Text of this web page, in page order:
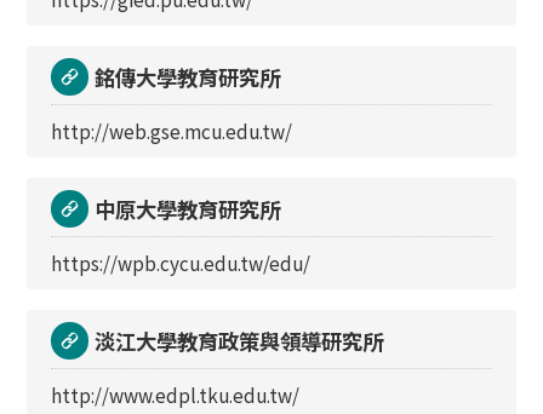
銘傳大學教育研究所
http://web.gse.mcu.edu.tw/
中原大學教育研究所
https://wpb.cycu.edu.tw/edu/
淡江大學教育政策與領導研究所
http://www.edpl.tku.edu.tw/